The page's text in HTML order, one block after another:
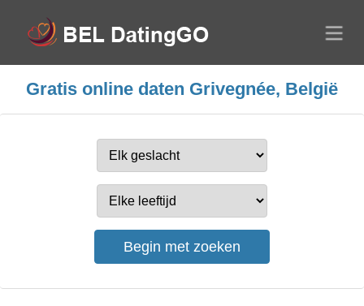
Gratis online daten Grivegnée, België